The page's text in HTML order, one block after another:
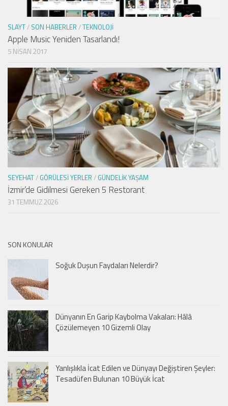
SLAYT/ SON HABERLER /TEKNOLOJI
Apple Music Yeniden Tasarlandı!
5 NISAN 2017
SEYEHAT/ GÖRÜLESI YERLER / GÜNDELIK YAŞAM
İzmir’de Gidilmesi Gereken 5 Restorant
31 TEMMUZ 2026
SON KONULAR
Soğuk Duşun Faydaları Nelerdir?
Dünyanın En Garip Kaybolma Vakaları: Hâlâ
Çözülemeyen 10 Gizemli Olay
Yanlışlıkla İcat Edilen ve Dünyayı Değiştiren Şeyler:
Tesadüfen Bulunan 10 Büyük İcat